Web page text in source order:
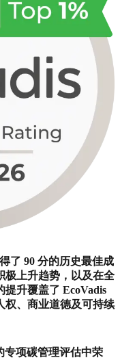
了 90 分的历史最佳成
极上升趋势，以及在全
升覆盖了 EcoVadis
权、商业道德及可持续
专项碳管理评估中荣